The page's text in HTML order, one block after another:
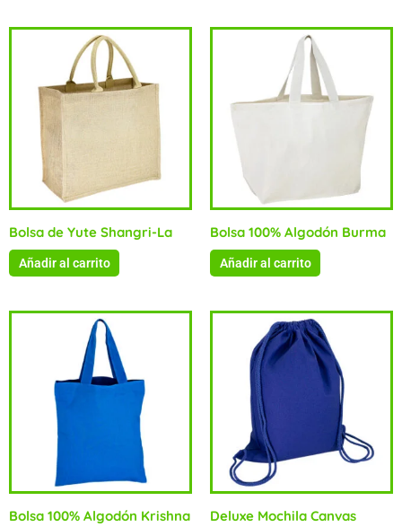
Bolsa de Yute Shangri-La
Añadir al carrito
Bolsa 100% Algodón Burma
Añadir al carrito
Bolsa 100% Algodón Krishna
Deluxe Mochila Canvas